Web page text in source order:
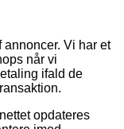
Vi har et
når vi
ifald de
opdateres